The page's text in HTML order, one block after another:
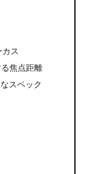
ス
焦点距離
スペック